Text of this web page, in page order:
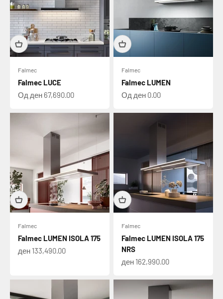
Falmec
Falmec LUCE
Намалена цена
Од ден 67,690.00
Falmec
Falmec LUMEN
Намалена цена
Од ден 0.00
Falmec
Falmec LUMEN ISOLA 175
Намалена цена
ден 133,490.00
Falmec
Falmec LUMEN ISOLA 175
NRS
Намалена цена
ден 162,990.00